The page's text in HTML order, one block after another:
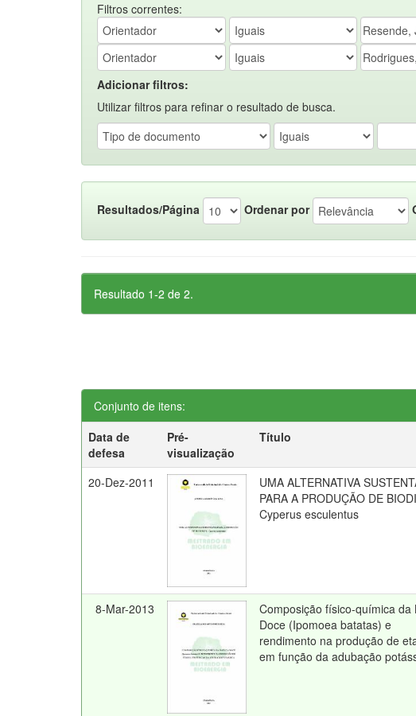
Filtros correntes:
Adicionar filtros:
Utilizar filtros para refinar o resultado de busca.
Resultados/Página Ordenar por
Resultado 1-2 de 2.
Conjunto de itens:
Data de
defesa
Pré-
visualização
Título
20-Dez-2011
UMA ALTERNATIVA
PARA A PRODUÇÃO DE
Cyperus esculentus
8-Mar-2013
Composição físico-química da
Doce (Ipomoea batatas) e
rendimento na produção de
em função da adubação